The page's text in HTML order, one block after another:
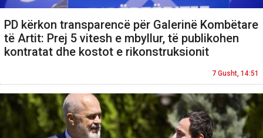
PD kërkon transparencë për Galerinë Kombëtare
të Artit: Prej 5 vitesh e mbyllur, të publikohen
kontratat dhe kostot e rikonstruksionit
7 Gusht, 14:51